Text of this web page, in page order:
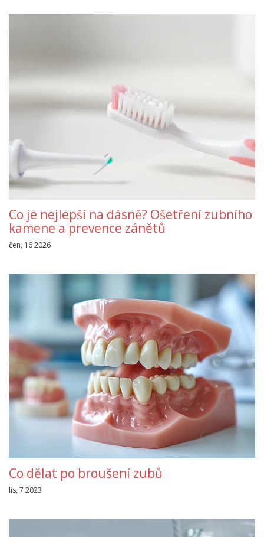
Co je nejlepší na dásně? Ošetření zubního
kamene a prevence zánětů
čen, 16 2026
Co dělat po broušení zubů
lis, 7 2023